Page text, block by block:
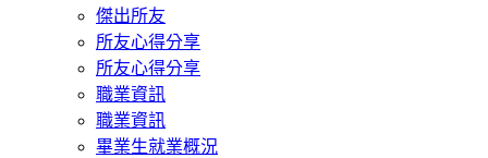
傑出所友
所友心得分享
所友心得分享
職業資訊
職業資訊
畢業生就業概況